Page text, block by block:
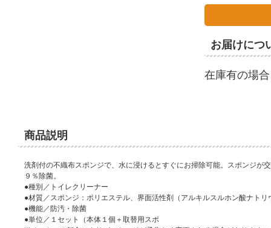
お届けにつ
在庫有の場
商品説明
洗剤付の不織布スポンジで、水に浸けるとすぐにお掃除可能。スポンジ
９％除菌。
●種別／トイレクリーナー
●材質／スポンジ：ポリエステル、界面活性剤（アルキルスルホン酸ナト
●機能／防汚・除菌
●単位／１セット（本体１個＋取替用スポ